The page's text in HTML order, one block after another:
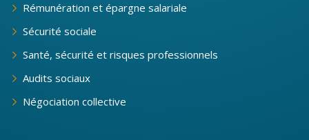
Rémunération et épargne salariale
Sécurité sociale
Santé, sécurité et risques professionnels
Audits sociaux
Négociation collective